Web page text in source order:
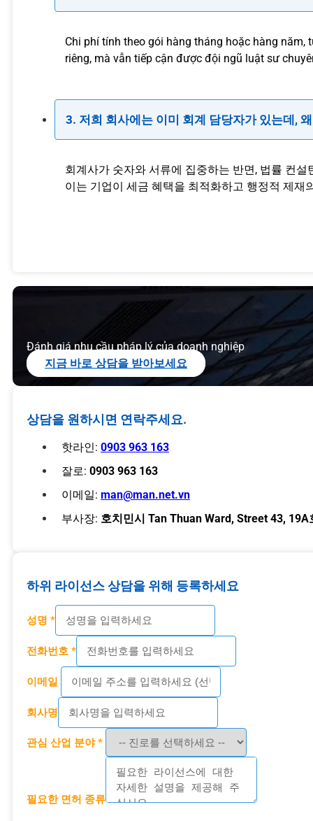
Chi phí tính theo gói hàng tháng hoặc hàng
riêng, mà vẫn tiếp cận được đội ngũ luật sư
3. 저희 회사에는 이미 회계 담당자가 있는데,
회계사가 숫자와 서류에 집중하는 반면, 법률 컨
이는 기업이 세금 혜택을 최적화하고 행정적 제재
Đánh giá nhu cầu pháp lý của doanh nghiệp
지금 바로 상담을 받아보세요
상담을 원하시면 연락주세요.
핫라인: 0903 963 163
잘로: 0903 963 163
이메일: man@man.net.vn
부사장: 호치민시 Tan Thuan Ward, Street 43, 19A
하위 라이선스 상담을 위해 등록하세요
성명 *
전화번호 *
이메일
회사명
관심 산업 분야 *
필요한 면허 종류